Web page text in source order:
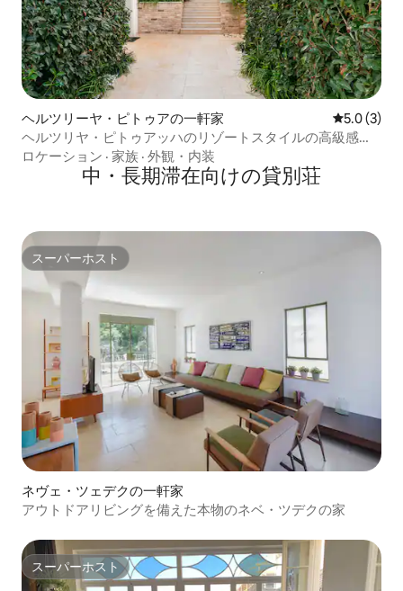
ヘルツリーヤ・ピトゥアの一軒家 レビュー3
5.0 (3)
ヘルツリヤ・ピトゥアッハのリゾートスタイルの高級感溢
れる宿泊先
ロケーション · 家族 · 外観・内装
中・長期滞在向けの貸別荘
スーパーホスト
スーパーホスト
ネヴェ・ツェデクの一軒家
アウトドアリビングを備えた本物のネベ・ツデクの家
スーパーホスト
スーパーホスト